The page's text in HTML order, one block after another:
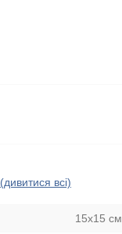
(дивитися всі)
15x15 см